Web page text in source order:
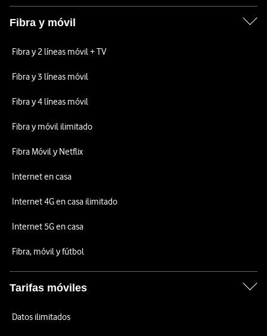
Fibra y móvil
Fibra y 2 líneas móvil + TV
Fibra y 3 líneas móvil
Fibra y 4 líneas móvil
Fibra y móvil ilimitado
Fibra Móvil y Netflix
Internet en casa
Internet 4G en casa ilimitado
Internet 5G en casa
Fibra, móvil y fútbol
Tarifas móviles
Datos ilimitados